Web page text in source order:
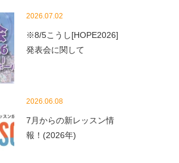
2026.07.02
※8/5こうし[HOPE2026]
発表会に関して
2026.06.08
7月からの新レッスン情
報！(2026年)